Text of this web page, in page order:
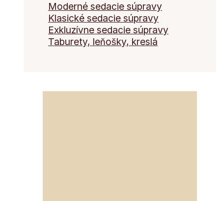
Moderné sedacie súpravy
Klasické sedacie súpravy
Exkluzívne sedacie súpravy
Taburety, leňošky, kreslá